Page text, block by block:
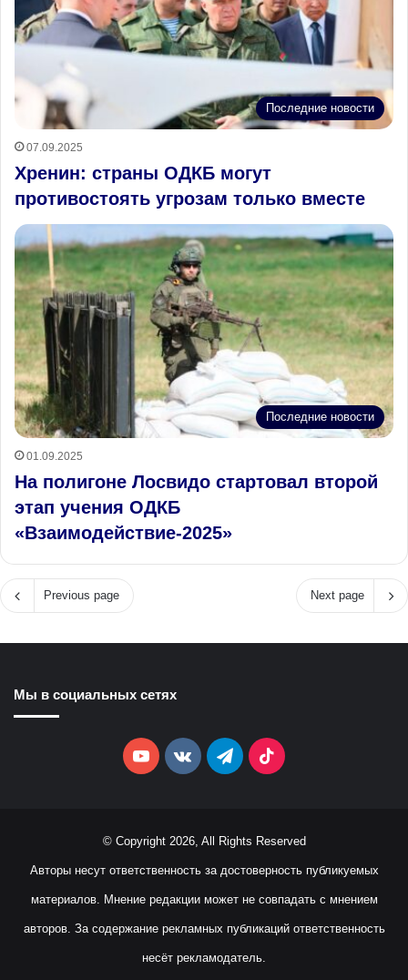
Последние новости
07.09.2025
Хренин: страны ОДКБ могут
противостоять угрозам только вместе
Последние новости
01.09.2025
На полигоне Лосвидо стартовал второй
этап учения ОДКБ
«Взаимодействие-2025»
Previous page Next page
Мы в социальных сетях
YouTubevk.comTelegramTikTok
© Copyright 2026, All Rights Reserved
Авторы несут ответственность за достоверность публикуемых
материалов. Мнение редакции может не совпадать с мнением
авторов. За содержание рекламных публикаций ответственность
несёт рекламодатель.